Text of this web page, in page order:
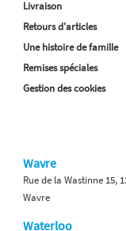
Livraison
Retours d'articles
Une histoire de famille
Remises spéciales
Gestion des cookies
Wavre
Rue de la Wastinne 15,
Wavre
Waterloo